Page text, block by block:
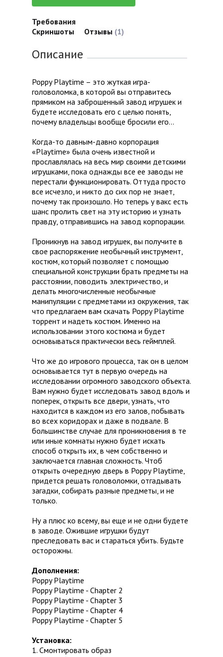
Требования
Скриншоты
Отзывы (1)
Описание
Poppy Playtime – это жуткая игра-
головоломка, в которой вы отправитесь
прямиком на заброшенный завод игрушек и
будете исследовать его с целью понять,
почему владельцы вообще бросили его…
Когда-то давным-давно корпорация
«Playtime» была очень известной и
прославлялась на весь мир своими детскими
игрушками, пока однажды все ее заводы не
перестали функционировать. Оттуда просто
все исчезло, и никто до сих пор не знает,
почему так произошло. Но теперь у вакс есть
шанс пролить свет на эту историю и узнать
правду, отправившись на завод корпорации.
Проникнув на завод игрушек, вы получите в
свое распоряжение необычный инструмент,
костюм, который позволяет с помощью
специальной конструкции брать предметы на
расстоянии, поводить электричество, и
делать многочисленные необычные
манипуляции с предметами из окружения, так
что предлагаем вам скачать Poppy Playtime
торрент и надеть костюм. Именно на
использовании этого костюма и будет
основываться практически весь геймплей.
Что же до игрового процесса, так он в целом
основывается тут в первую очередь на
исследовании огромного заводского объекта.
Вам нужно будет исследовать завод вдоль и
поперек, открыть все двери, узнать, что
находится в каждом из его залов, побывать
во всех коридорах и даже в подвале. В
большинстве случае для проникновения в те
или иные комнаты нужно будет искать
способ открыть их, в чем собственно и
заключается главная сложность. Чтоб
открыть очередную дверь в Poppy Playtime,
придется решать головоломки, отгадывать
загадки, собирать разные предметы, и не
только.
Ну а плюс ко всему, вы еще и не одни будете
в заводе. Ожившие игрушки будут
преследовать вас и стараться убить. Будьте
осторожны.
Дополнения:
Poppy Playtime
Poppy Playtime - Chapter 2
Poppy Playtime - Chapter 3
Poppy Playtime - Chapter 4
Poppy Playtime - Chapter 5
Установка:
1. Смонтировать образ